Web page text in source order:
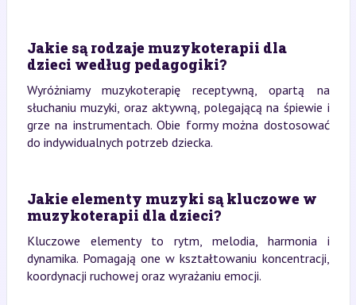
Jakie są rodzaje muzykoterapii dla
dzieci według pedagogiki?
Wyróżniamy muzykoterapię receptywną, opartą na
słuchaniu muzyki, oraz aktywną, polegającą na śpiewie i
grze na instrumentach. Obie formy można dostosować
do indywidualnych potrzeb dziecka.
Jakie elementy muzyki są kluczowe w
muzykoterapii dla dzieci?
Kluczowe elementy to rytm, melodia, harmonia i
dynamika. Pomagają one w kształtowaniu koncentracji,
koordynacji ruchowej oraz wyrażaniu emocji.